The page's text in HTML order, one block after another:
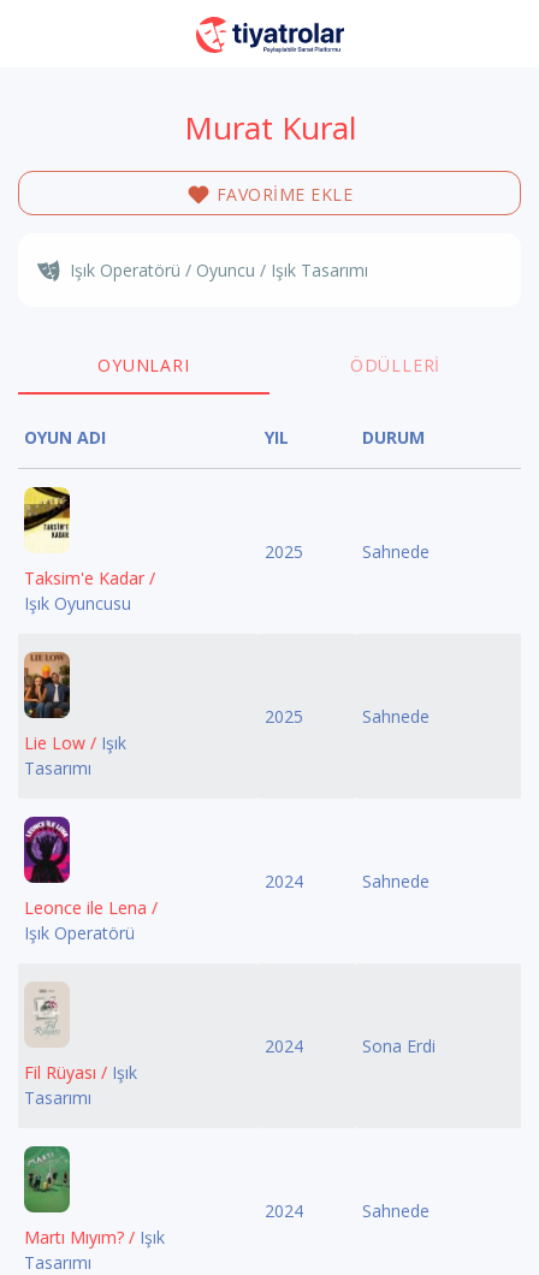
Murat Kural
FAVORİME EKLE
Işık Operatörü / Oyuncu / Işık Tasarımı
OYUNLARI ÖDÜLLERI
OYUN ADI YIL DURUM
Taksim'e Kadar /
Işık Oyuncusu
2025 Sahnede
Lie Low / Işık
Tasarımı
2025 Sahnede
Leonce ile Lena /
Işık Operatörü
2024 Sahnede
Fil Rüyası / Işık
Tasarımı
2024 Sona Erdi
Martı Mıyım? / Işık
Tasarımı
2024 Sahnede